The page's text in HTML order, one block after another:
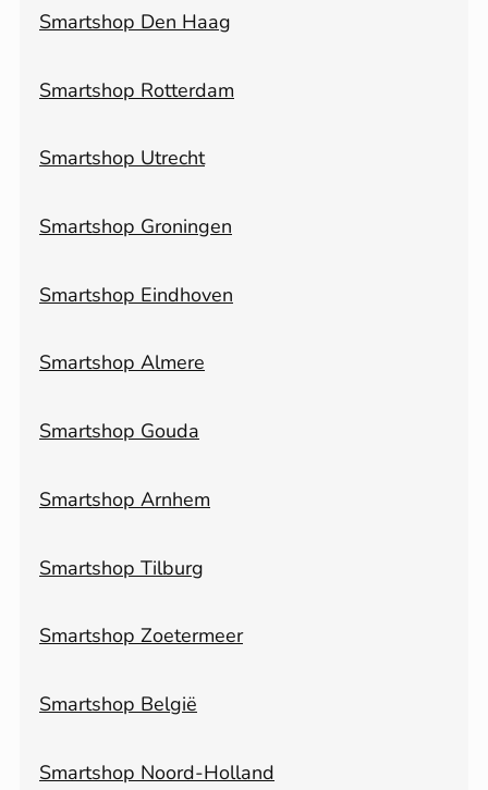
Smartshop Den Haag
Smartshop Rotterdam
Smartshop Utrecht
Smartshop Groningen
Smartshop Eindhoven
Smartshop Almere
Smartshop Gouda
Smartshop Arnhem
Smartshop Tilburg
Smartshop Zoetermeer
Smartshop België
Smartshop Noord-Holland